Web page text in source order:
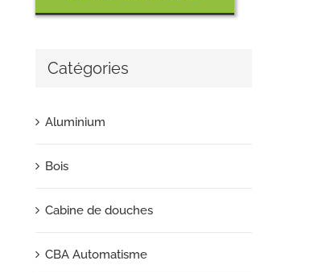
Catégories
Aluminium
Bois
Cabine de douches
CBA Automatisme